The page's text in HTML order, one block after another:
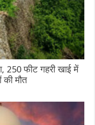
250 फीट गहरी खाई में
की मौत